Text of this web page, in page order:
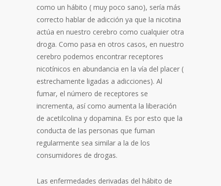
como un hábito ( muy poco sano), sería más
correcto hablar de adicción ya que la nicotina
actúa en nuestro cerebro como cualquier otra
droga. Como pasa en otros casos, en nuestro
cerebro podemos encontrar receptores
nicotínicos en abundancia en la vía del placer (
estrechamente ligadas a adicciones). Al
fumar, el número de receptores se
incrementa, así como aumenta la liberación
de acetilcolina y dopamina. Es por esto que la
conducta de las personas que fuman
regularmente sea similar a la de los
consumidores de drogas.
Las enfermedades derivadas del hábito de